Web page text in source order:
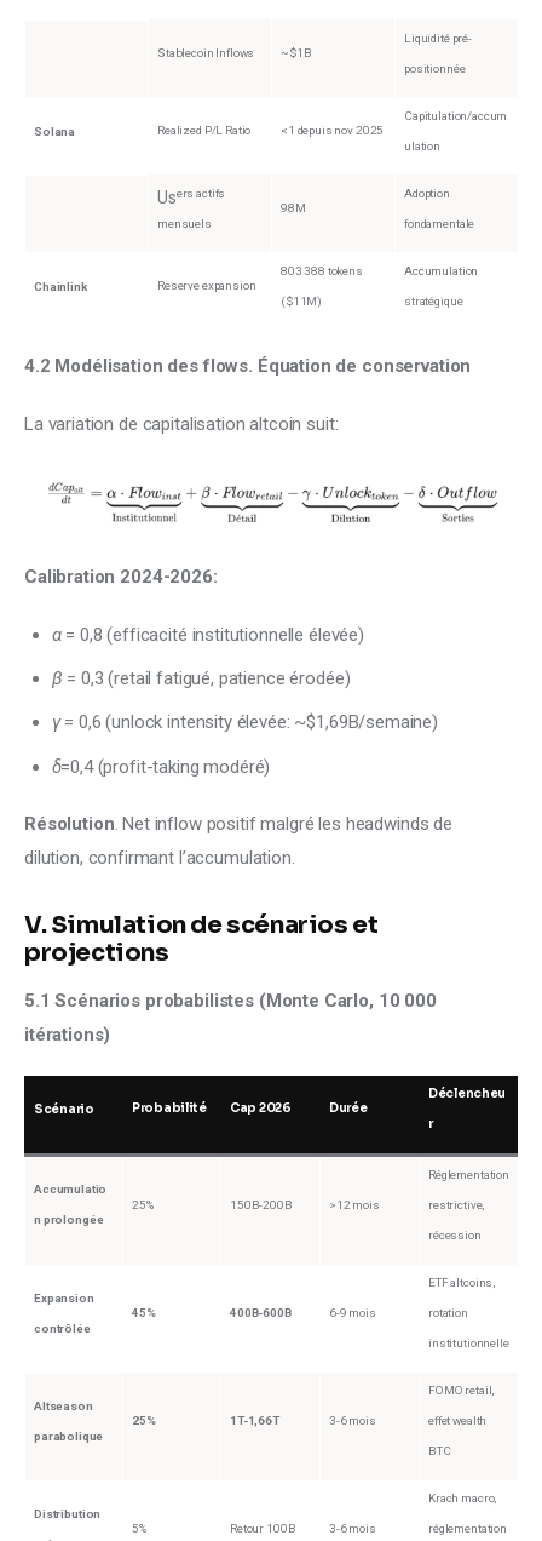
Stablecoin Inflows ~$1B
Liquidité pré-
positionnée
Solana Realized P/L Ratio <1 depuis nov 2025
Capitulation/accum
ulation
Users actifs
mensuels
98M
Adoption
fondamentale
Chainlink Reserve expansion
803 388 tokens
($11M)
Accumulation
stratégique
4.2 Modélisation des flows. Équation de conservation
La variation de capitalisation altcoin suit:
Calibration 2024-2026:
α= 0,8 (efficacité institutionnelle élevée)
β = 0,3 (retail fatigué, patience érodée)
γ= 0,6 (unlock intensity élevée: ~$1,69B/semaine)
δ=0,4 (profit-taking modéré)
Résolution. Net inflow positif malgré les headwinds de
dilution, confirmant l’accumulation.
V. Simulation de scénarios et
projections
5.1 Scénarios probabilistes (Monte Carlo, 10 000
itérations)
Scénario Probabilité Cap 2026 Durée
Déclencheu
r
Accumulatio
n prolongée
25% 150B-200B >12 mois
Réglementation
restrictive,
récession
Expansion
contrôlée
45% 400B-600B 6-9 mois
ETF altcoins,
rotation
institutionnelle
Altseason
parabolique
25% 1T-1,66T 3-6 mois
FOMO retail,
effet wealth
BTC
Distribution
5% Retour 100B 3-6 mois
Krach macro,
réglementation